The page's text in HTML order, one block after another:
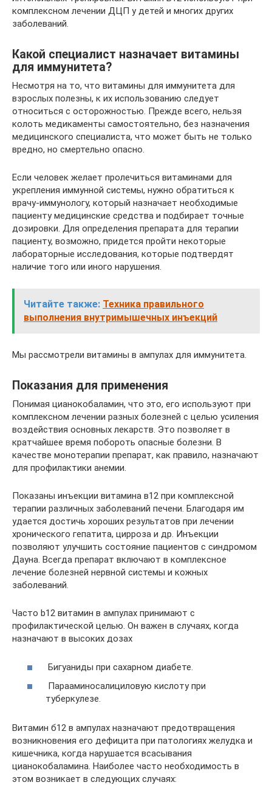
комплексном лечении ДЦП у детей и многих других
заболеваний.
Какой специалист назначает витамины
для иммунитета?
Несмотря на то, что витамины для иммунитета для
взрослых полезны, к их использованию следует
относиться с осторожностью. Прежде всего, нельзя
колоть медикаменты самостоятельно, без назначения
медицинского специалиста, что может быть не только
вредно, но смертельно опасно.
Если человек желает пролечиться витаминами для
укрепления иммунной системы, нужно обратиться к
врачу-иммунологу, который назначает необходимые
пациенту медицинские средства и подбирает точные
дозировки. Для определения препарата для терапии
пациенту, возможно, придется пройти некоторые
лабораторные исследования, которые подтвердят
наличие того или иного нарушения.
Читайте также: Техника правильного
выполнения внутримышечных инъекций
Мы рассмотрели витамины в ампулах для иммунитета.
Показания для применения
Понимая цианокобаламин, что это, его используют при
комплексном лечении разных болезней с целью усиления
воздействия основных лекарств. Это позволяет в
кратчайшее время побороть опасные болезни. В
качестве монотерапии препарат, как правило, назначают
для профилактики анемии.
Показаны инъекции витамина в12 при комплексной
терапии различных заболеваний печени. Благодаря им
удается достичь хороших результатов при лечении
хронического гепатита, цирроза и др. Инъекции
позволяют улучшить состояние пациентов с синдромом
Дауна. Всегда препарат включают в комплексное
лечение болезней нервной системы и кожных
заболеваний.
Часто b12 витамин в ампулах принимают с
профилактической целью. Он важен в случаях, когда
назначают в высоких дозах
Бигуаниды при сахарном диабете.
Парааминосалициловую кислоту при
туберкулезе.
Витамин б12 в ампулах назначают предотвращения
возникновения его дефицита при патологиях желудка и
кишечника, когда нарушается всасывания
цианокобаламина. Наиболее часто необходимость в
этом возникает в следующих случаях: